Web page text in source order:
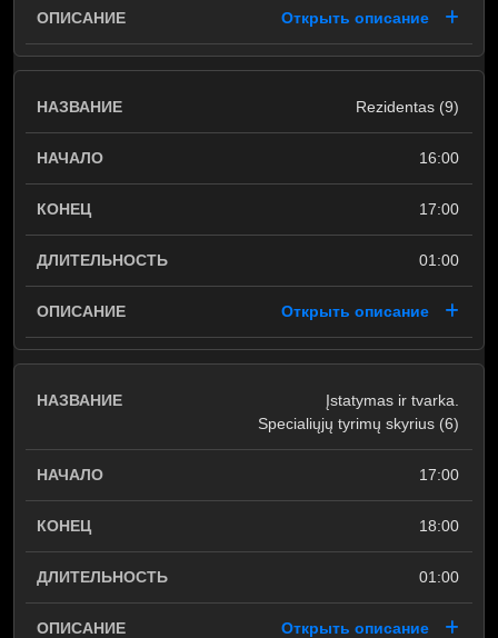
Открыть описание
Rezidentas (9)
16:00
17:00
01:00
Открыть описание
Įstatymas ir tvarka.
Specialiųjų tyrimų skyrius (6)
17:00
18:00
01:00
Открыть описание